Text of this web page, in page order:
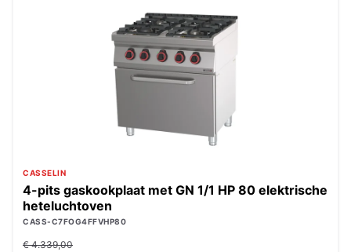
CASSELIN
4-pits gaskookplaat met GN 1/1 HP 80 elektrische
heteluchtoven
CASS-C7FOG4FFVHP80
€ 4.339,00